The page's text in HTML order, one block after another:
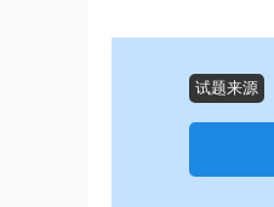
试题来源